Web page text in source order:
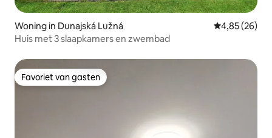
Woning in Dunajská Lužná Gemiddelde
4,85 (26)
Huis met 3 slaapkamers en zwembad
Favoriet van gasten
Favoriet van gasten